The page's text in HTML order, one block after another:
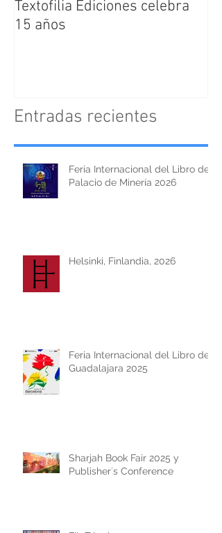
Textofilia Ediciones celebra
15 años
Entradas recientes
Feria Internacional del Libro del
Palacio de Minería 2026
Helsinki, Finlandia, 2026
Feria Internacional del Libro de
Guadalajara 2025
Sharjah Book Fair 2025 y
Publisher´s Conference